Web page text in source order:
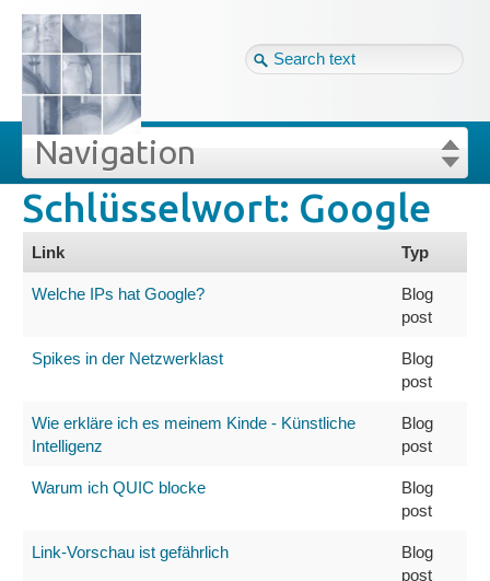
Tag cloud
Site map
Login
Forgot your password? Login
Navigation
Projekte
Veröffentlichungen
Blog
Impressum
Datenschutz
Schlüsselwort: Google
Link Typ
Welche IPs hat Google?
Blog
post
Spikes in der Netzwerklast
Blog
post
Wie erkläre ich es meinem Kinde - Künstliche
Intelligenz
Blog
post
Warum ich QUIC blocke
Blog
post
Link-Vorschau ist gefährlich
Blog
post